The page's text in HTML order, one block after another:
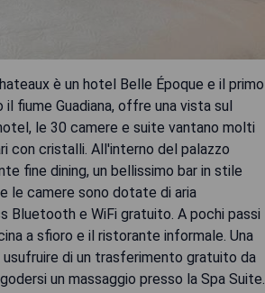
è un hotel Belle Époque e il primo
fiume Guadiana, offre una vista sul
le 30 camere e suite vantano molti
con cristalli. All'interno del palazzo
fine dining, un bellissimo bar in stile
le camere sono dotate di aria
Bluetooth e WiFi gratuito. A pochi passi
a sfioro e il ristorante informale. Una
di un trasferimento gratuito da
un massaggio presso la Spa Suite.